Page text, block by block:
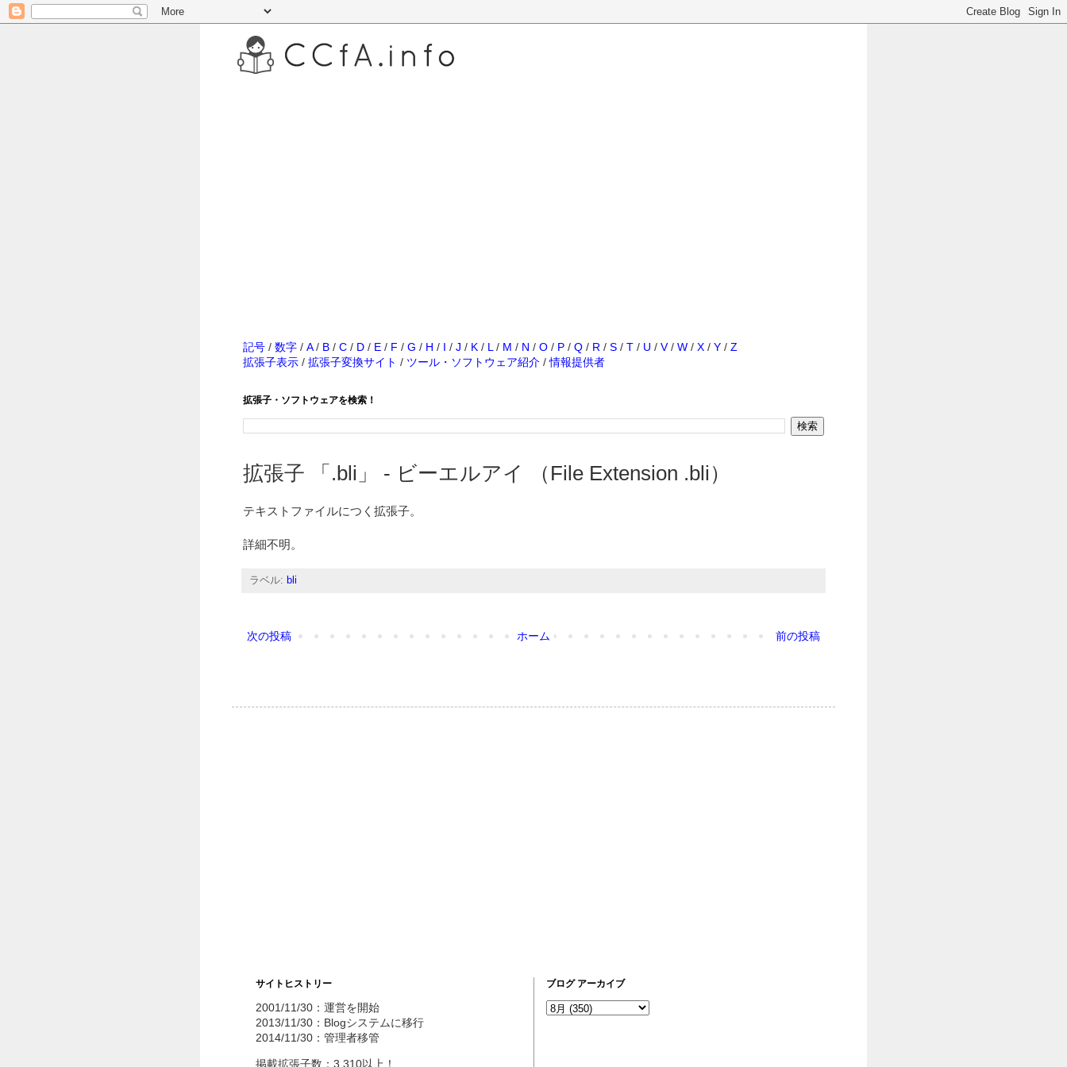
記号 / 数字 / A/ B / C / D / E / F / G / H / I / J / K / L / M / N / O / P / Q / R / S / T / U / V/ W / X / Y / Z
拡張子表示 / 拡張子変換サイト / ツール・ソフトウェア紹介 /情報提供者
拡張子・ソフトウェアを検索！
拡張子 「.bli」 - ビーエルアイ （File Extension .bli）
テキストファイルにつく拡張子。
詳細不明。
ラベル: bli
次の投稿 前の投稿
ホーム
サイトヒストリー
2001/11/30：運営を開始
2013/11/30：Blogシステムに移行
2014/11/30：管理者移管
掲載拡張子数：3,310以上！
ブログ アーカイブ